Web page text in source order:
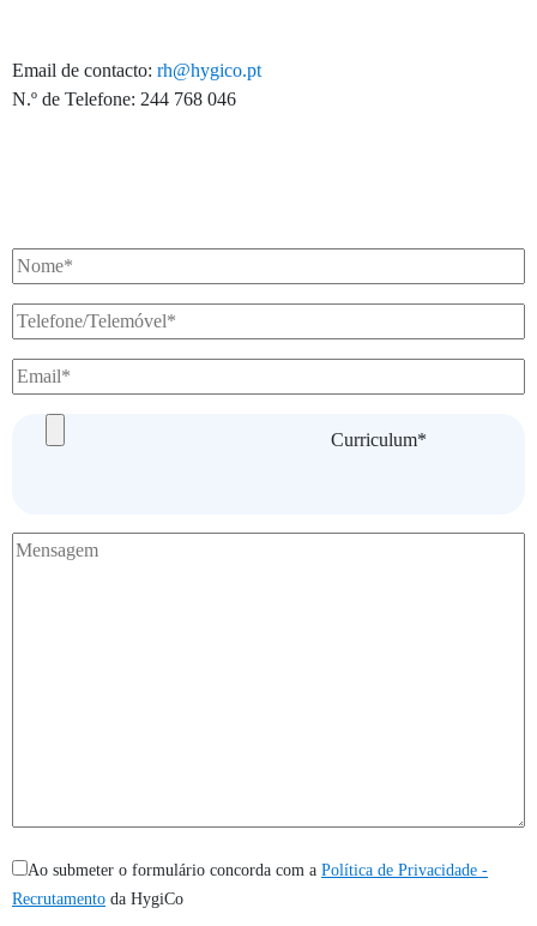
Email de contacto: rh@hygico.pt
N.º de Telefone: 244 768 046
Curriculum*
Ao submeter o formulário concorda com a Política de Privacidade -
Recrutamento da HygiCo